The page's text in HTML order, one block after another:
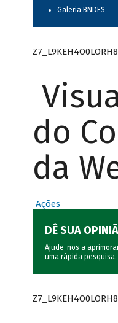
Galeria BNDES
do
da
Ações
DÊ SUA
Ajude-nos a
uma rápida pesquisa.